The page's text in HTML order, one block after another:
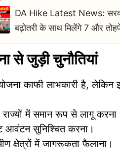
DA Hike Latest News:
बढ़ोतरी के साथ मिलेंगे 7 और
से जुड़ी चुनौतियां
काफी लाभकारी है,
राज्यों में समान रूप से लागू
आवंटन सुनिश्चित करना।
क्षेत्रों में जागरूकता फैलाना।